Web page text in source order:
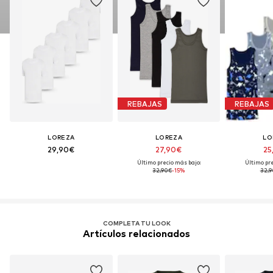
LOREZA
29,90€
REBAJAS
LOREZA
27,90€
Último precio más bajo:
32,90€-15%
REBAJAS
Último
COMPLETA TU LOOK
Artículos relacionados